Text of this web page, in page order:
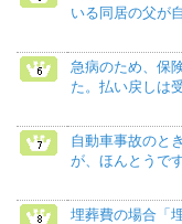
いる同居の父が
急病のため、保
た。払い戻しは
自動車事故のと
が、ほんとうで
埋葬費の場合「